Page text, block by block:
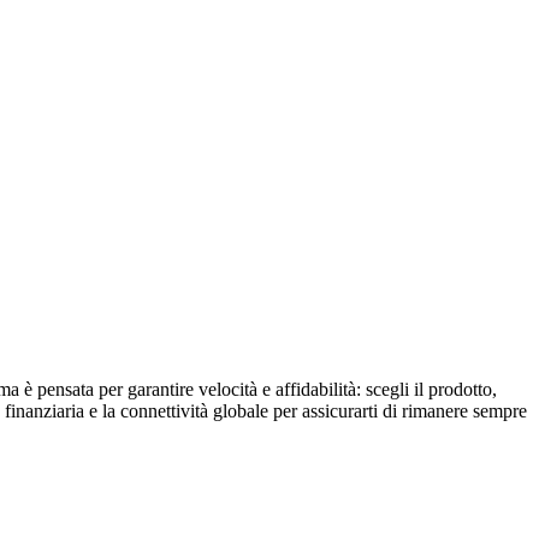
è pensata per garantire velocità e affidabilità: scegli il prodotto,
e la connettività globale per assicurarti di rimanere sempre